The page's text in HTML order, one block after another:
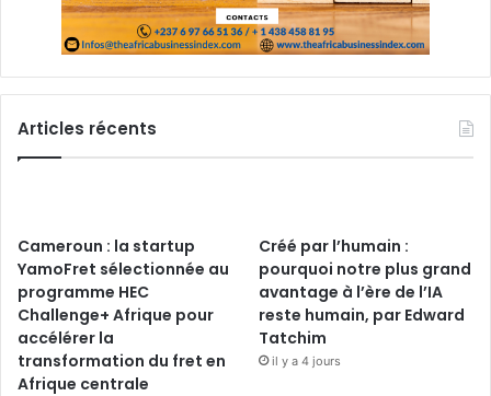
Articles récents
Cameroun : la startup
YamoFret sélectionnée au
programme HEC
Challenge+ Afrique pour
accélérer la
transformation du fret en
Afrique centrale
Créé par l’humain :
pourquoi notre plus grand
avantage à l’ère de l’IA
reste humain, par Edward
Tatchim
il y a 4 jours